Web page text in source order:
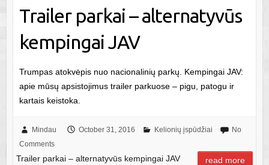
Trailer parkai – alternatyvūs
kempingai JAV
Trumpas atokvėpis nuo nacionalinių parkų. Kempingai JAV:
apie mūsų apsistojimus trailer parkuose – pigu, patogu ir
kartais keistoka.
Mindau October 31, 2016 Kelionių įspūdžiai
No
Comments
Trailer parkai – alternatyvūs kempingai JAV read more